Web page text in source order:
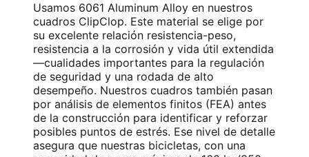
Usamos 6061 Aluminum Alloy en nuestros
cuadros ClipClop. Este material se elige por
su excelente relación resistencia-peso,
resistencia a la corrosión y vida útil extendida
—cualidades importantes para la regulación
de seguridad y una rodada de alto
desempeño. Nuestros cuadros también pasan
por análisis de elementos finitos (FEA) antes
de la construcción para identificar y reforzar
posibles puntos de estrés. Ese nivel de detalle
asegura que nuestras bicicletas, con una